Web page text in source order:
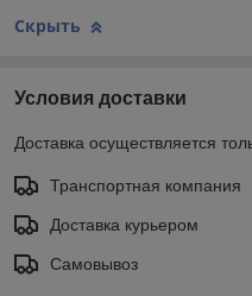
Скрыть
Условия доставки
Доставка осуществляется
Транспортная компания
Доставка курьером
Самовывоз